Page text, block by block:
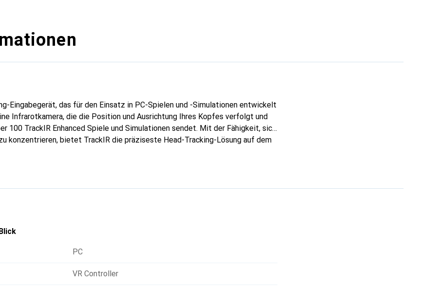
Eingabegerät, das für den Einsatz in PC-Spielen und -Simulationen entwickelt
Infrarotkamera, die die Position und Ausrichtung Ihres Kopfes verfolgt und
100 TrackIR Enhanced Spiele und Simulationen sendet. Mit der Fähigkeit, sich
konzentrieren, bietet TrackIR die präziseste Head-Tracking-Lösung auf dem
PC
VR Controller